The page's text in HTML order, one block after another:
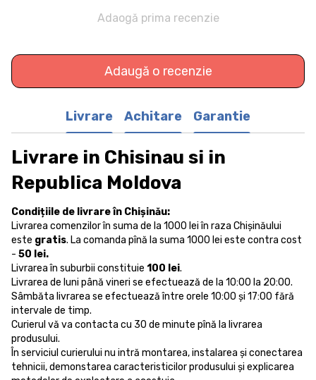
Adaogă prima recenzie
Adaugă o recenzie
Livrare Achitare Garantie
Livrare in Chisinau si in
Republica Moldova
Condițiile de livrare în Chișinău:
Livrarea comenzilor în suma de la 1000 lei în raza Chișinăului
este gratis. La comanda pînă la suma 1000 lei este contra cost
- 50 lei.
Livrarea în suburbii constituie 100 lei.
Livrarea de luni până vineri se efectuează de la 10:00 la 20:00.
Sâmbăta livrarea se efectuează între orele 10:00 și 17:00 fără
intervale de timp.
Curierul vă va contacta cu 30 de minute pînă la livrarea
produsului.
În serviciul curierului nu intră montarea, instalarea și conectarea
tehnicii, demonstarea caracteristicilor produsului și explicarea